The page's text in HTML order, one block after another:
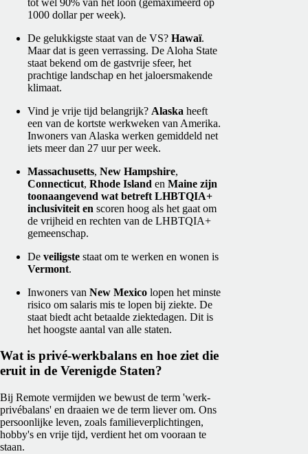
1000 dollar per week).
De gelukkigste staat van de VS? Hawaï.
Maar dat is geen verrassing. De Aloha State
staat bekend om de gastvrije sfeer, het
prachtige landschap en het jaloersmakende
klimaat.
Vind je vrije tijd belangrijk? Alaska heeft
een van de kortste werkweken van Amerika.
Inwoners van Alaska werken gemiddeld net
iets meer dan 27 uur per week.
Massachusetts, New Hampshire,
Connecticut, Rhode Island en Maine zijn
toonaangevend wat betreft LHBTQIA+
inclusiviteit en scoren hoog als het gaat om
de vrijheid en rechten van de LHBTQIA+
gemeenschap.
De veiligste staat om te werken en wonen is
Vermont.
Inwoners van New Mexico lopen het minste
risico om salaris mis te lopen bij ziekte. De
staat biedt acht betaalde ziektedagen. Dit is
het hoogste aantal van alle staten.
Wat is privé-werkbalans en hoe ziet die
eruit in de Verenigde Staten?
Bij Remote vermijden we bewust de term 'werk-
privébalans' en draaien we de term liever om. Ons
persoonlijke leven, zoals familieverplichtingen,
hobby's en vrije tijd, verdient het om vooraan te
staan.